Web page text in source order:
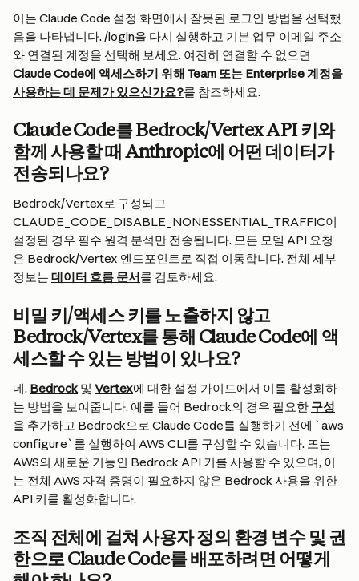
이는 Claude Code 설정 화면에서 잘못된 로그인 방법을 선택했
음을 나타냅니다. /login을 다시 실행하고 기본 업무 이메일 주소
와 연결된 계정을 선택해 보세요. 여전히 연결할 수 없으면
Claude Code에 액세스하기 위해 Team 또는 Enterprise 계정을
사용하는 데 문제가 있으신가요?를 참조하세요.
Claude Code를 Bedrock/Vertex API 키와
함께 사용할 때 Anthropic에 어떤 데이터가
전송되나요?
Bedrock/Vertex로 구성되고
CLAUDE_CODE_DISABLE_NONESSENTIAL_TRAFFIC이
설정된 경우 필수 원격 분석만 전송됩니다. 모든 모델 API 요청
은 Bedrock/Vertex 엔드포인트로 직접 이동합니다. 전체 세부
정보는 데이터 흐름 문서를 검토하세요.
비밀 키/액세스 키를 노출하지 않고
Bedrock/Vertex를 통해 Claude Code에 액
세스할 수 있는 방법이 있나요?
네. Bedrock 및 Vertex에 대한 설정 가이드에서 이를 활성화하
는 방법을 보여줍니다. 예를 들어 Bedrock의 경우 필요한 구성
을 추가하고 Bedrock으로 Claude Code를 실행하기 전에 `aws
configure`를 실행하여 AWS CLI를 구성할 수 있습니다. 또는
AWS의 새로운 기능인 Bedrock API 키를 사용할 수 있으며, 이
는 전체 AWS 자격 증명이 필요하지 않은 Bedrock 사용을 위한
API 키를 활성화합니다.
조직 전체에 걸쳐 사용자 정의 환경 변수 및 권
한으로 Claude Code를 배포하려면 어떻게